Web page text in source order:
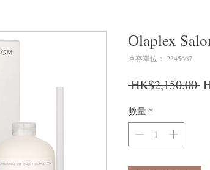
Olaplex
庫存單位： 2345667
HK$2,150.00
數量 *